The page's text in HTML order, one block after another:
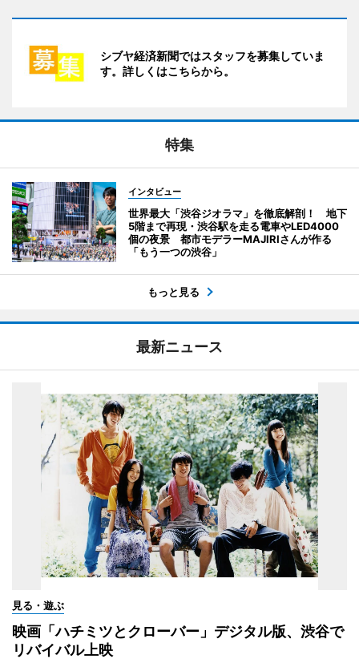
シブヤ経済新聞ではスタッフを募集していま
す。詳しくはこちらから。
特集
インタビュー
世界最大「渋谷ジオラマ」を徹底解剖！ 地下
5階まで再現・渋谷駅を走る電車やLED4000
個の夜景 都市モデラーMAJIRIさんが作る
「もう一つの渋谷」
もっと見る
最新ニュース
見る・遊ぶ
映画「ハチミツとクローバー」デジタル版、渋谷で
リバイバル上映